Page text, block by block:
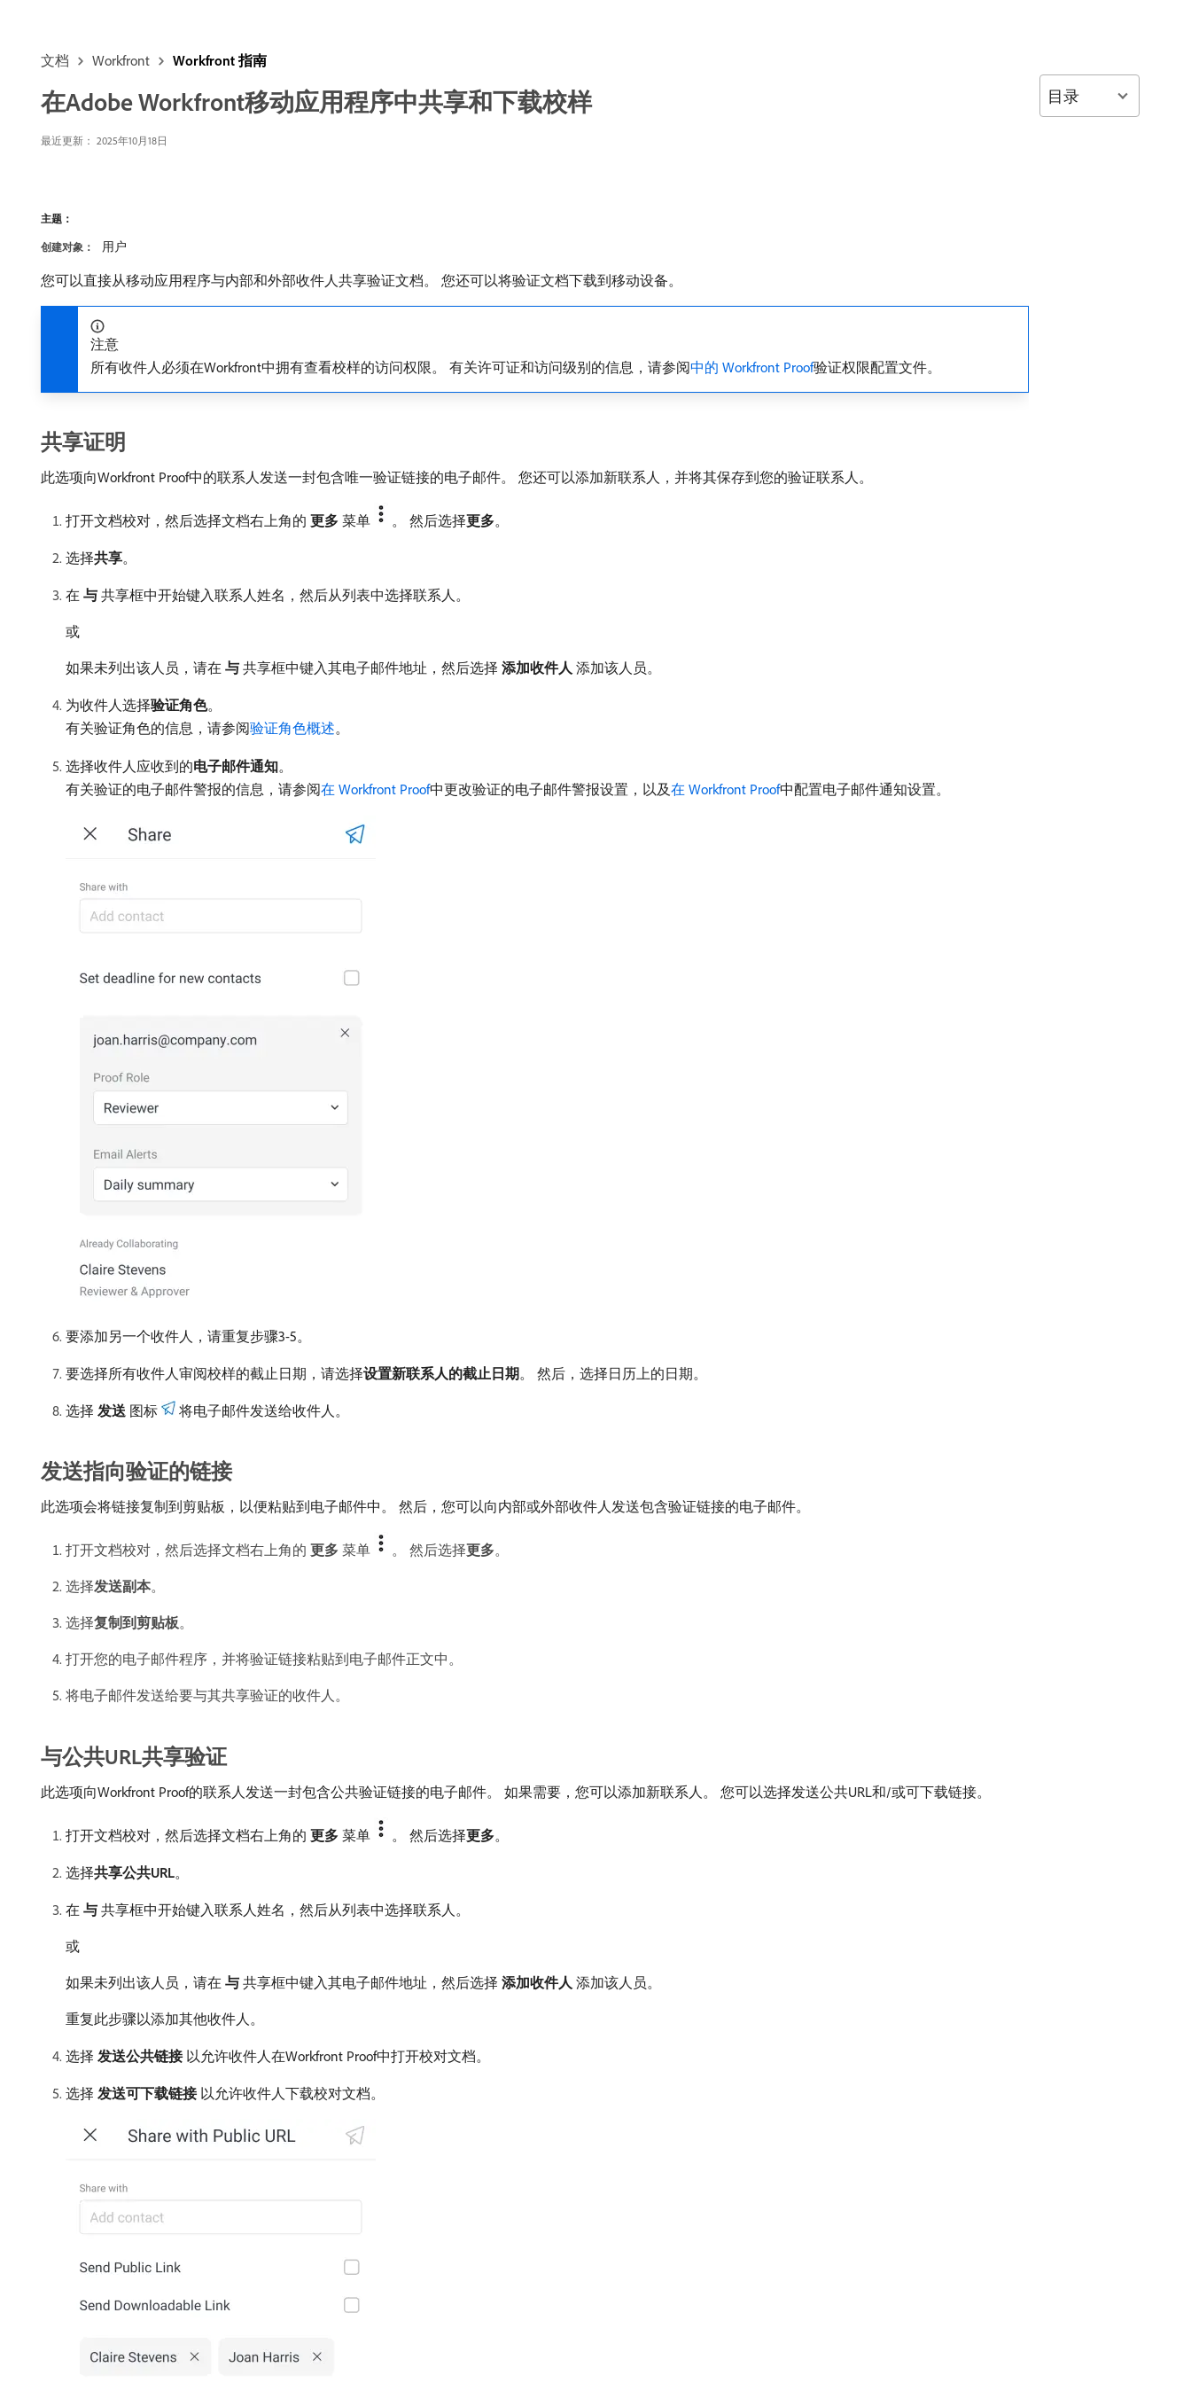
文档 Workfront Workfront 指南
在Adobe Workfront移动应用程序中共享和下载校样
最近更新： 2025年10月18日
主题：
创建对象： 用户
您可以直接从移动应用程序与内部和外部收件人共享验证文档。 您还可以将验证文档下载到移动设备。
注意
所有收件人必须在Workfront中拥有查看校样的访问权限。 有关许可证和访问级别的信息，请参阅中的 Workfront Proof验证权限配置文件。
共享证明
此选项向Workfront Proof中的联系人发送一封包含唯一验证链接的电子邮件。 您还可以添加新联系人，并将其保存到您的验证联系人。
打开文档校对，然后选择文档右上角的​ 更多 ​菜单 。 然后选择​更多。
选择​共享。
在​ 与 ​共享框中开始键入联系人姓名，然后从列表中选择联系人。
或
如果未列出该人员，请在​ 与 ​共享框中键入其电子邮件地址，然后选择​ 添加收件人 ​添加该人员。
为收件人选择​验证角色。
有关验证角色的信息，请参阅验证角色概述。
选择收件人应收到的​电子邮件通知。
有关验证的电子邮件警报的信息，请参阅在 Workfront Proof中更改验证的电子邮件警报设置，以及在 Workfront Proof中配置电子邮件通知设置。
要添加另一个收件人，请重复步骤3-5。
要选择所有收件人审阅校样的截止日期，请选择​设置新联系人的截止日期。 然后，选择日历上的日期。
选择​ 发送 ​图标 将电子邮件发送给收件人。
发送指向验证的链接
此选项会将链接复制到剪贴板，以便粘贴到电子邮件中。 然后，您可以向内部或外部收件人发送包含验证链接的电子邮件。
打开文档校对，然后选择文档右上角的​ 更多 ​菜单 。 然后选择​更多。
选择​发送副本。
选择​复制到剪贴板。
打开您的电子邮件程序，并将验证链接粘贴到电子邮件正文中。
将电子邮件发送给要与其共享验证的收件人。
与公共URL共享验证
此选项向Workfront Proof的联系人发送一封包含公共验证链接的电子邮件。 如果需要，您可以添加新联系人。 您可以选择发送公共URL和/或可下载链接。
打开文档校对，然后选择文档右上角的​ 更多 ​菜单 。 然后选择​更多。
选择​共享公共URL。
在​ 与 ​共享框中开始键入联系人姓名，然后从列表中选择联系人。
或
如果未列出该人员，请在​ 与 ​共享框中键入其电子邮件地址，然后选择​ 添加收件人 ​添加该人员。
重复此步骤以添加其他收件人。
选择​ 发送公共链接​以允许收件人在Workfront Proof中打开校对文档。
选择​ 发送可下载链接​以允许收件人下载校对文档。
目录